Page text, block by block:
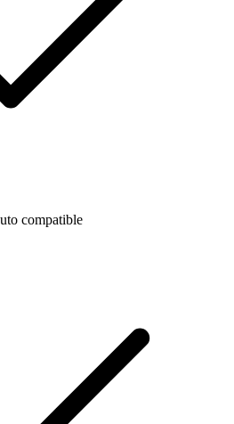
compatible